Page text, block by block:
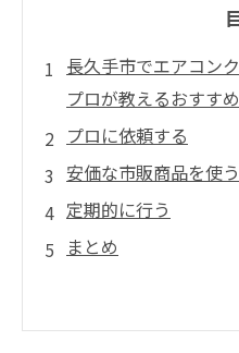
長久手市でエアコン
プロが教えるおすす
プロに依頼する
安価な市販商品を使う
定期的に行う
まとめ